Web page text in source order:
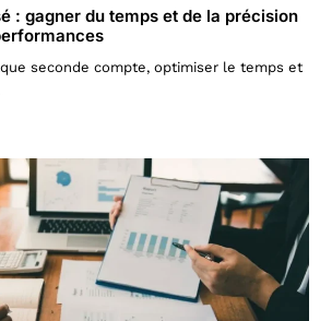
: gagner du temps et de la précision
seconde compte, optimiser le temps et